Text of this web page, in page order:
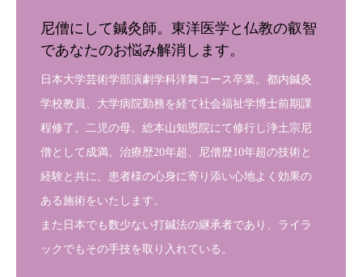
尼僧にして鍼灸師。東洋医学と仏教の叡智
であなたのお悩み解消します。
日本大学芸術学部演劇学科洋舞コース卒業。都内鍼灸
学校教員、大学病院勤務を経て社会福祉学博士前期課
程修了。二児の母。総本山知恩院にて修行し浄土宗尼
僧として成満。治療歴20年超、尼僧歴10年超の技術と
経験と共に、患者様の心身に寄り添い心地よく効果の
ある施術をいたします。
また日本でも数少ない打鍼法の継承者であり、ライラ
ックでもその手技を取り入れている。